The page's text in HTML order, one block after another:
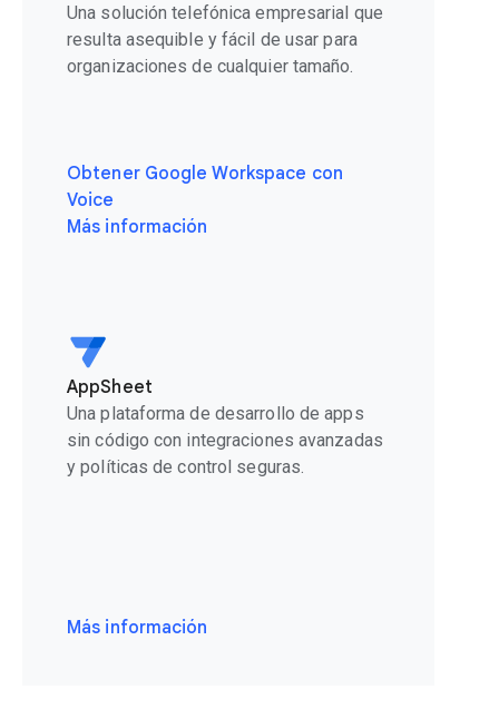
Una solución telefónica empresarial que
resulta asequible y fácil de usar para
organizaciones de cualquier tamaño.
Obtener Google Workspace con
Voice
Más información
AppSheet
Una plataforma de desarrollo de apps
sin código con integraciones avanzadas
y políticas de control seguras.
Más información